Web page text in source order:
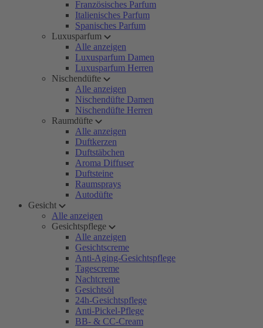
Französisches Parfum
Italienisches Parfum
Spanisches Parfum
Luxusparfum
Alle anzeigen
Luxusparfum Damen
Luxusparfum Herren
Nischendüfte
Alle anzeigen
Nischendüfte Damen
Nischendüfte Herren
Raumdüfte
Alle anzeigen
Duftkerzen
Duftstäbchen
Aroma Diffuser
Duftsteine
Raumsprays
Autodüfte
Gesicht
Alle anzeigen
Gesichtspflege
Alle anzeigen
Gesichtscreme
Anti-Aging-Gesichtspflege
Tagescreme
Nachtcreme
Gesichtsöl
24h-Gesichtspflege
Anti-Pickel-Pflege
BB- & CC-Cream